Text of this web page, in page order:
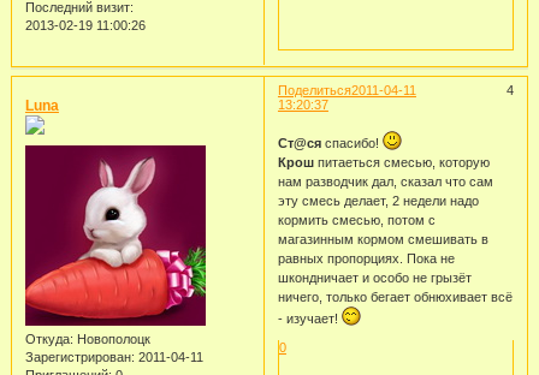
Последний визит:
2013-02-19 11:00:26
Поделиться 4
2011-04-11
13:20:37
Luna
Откуда: Новополоцк
Зарегистрирован: 2011-04-11
Ст@сяспасибо!
Крошпитаеться смесью, которую
нам разводчик дал, сказал что сам
эту смесь делает, 2 недели надо
кормить смесью, потом с
магазинным кормом смешивать в
равных пропорциях. Пока не
шкондничает и особо не грызёт
ничего, только бегает обнюхивает всё
- изучает!
0